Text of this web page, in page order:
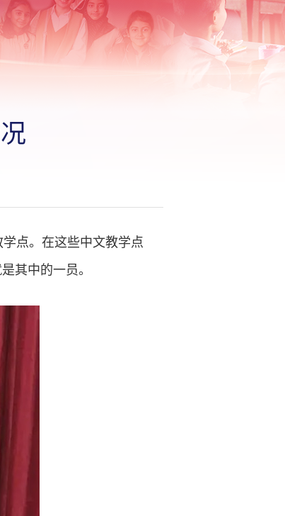
点。在这些中文教学点
其中的一员。